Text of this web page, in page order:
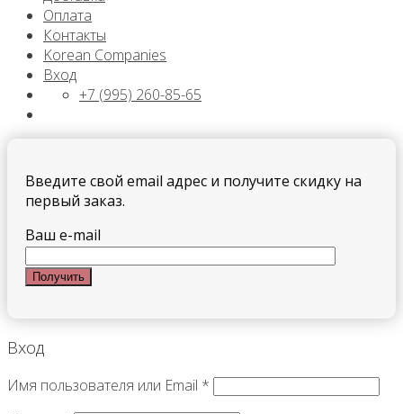
Оплата
Контакты
Korean Companies
Вход
+7 (995) 260-85-65
Введите свой email адрес и получите скидку на
первый заказ.
Ваш e-mail
Вход
Имя пользователя или Email *